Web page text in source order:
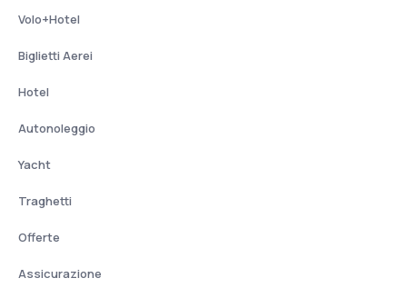
Volo+Hotel
Biglietti Aerei
Hotel
Autonoleggio
Yacht
Traghetti
Offerte
Assicurazione